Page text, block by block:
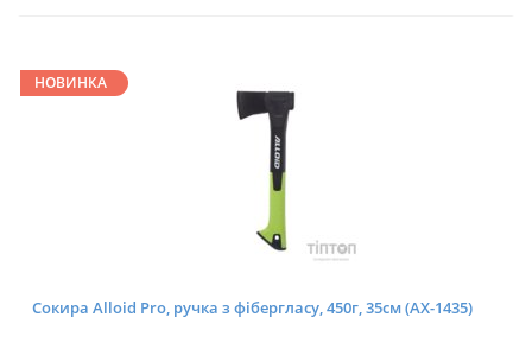
НОВИНКА
Сокира Alloid Pro, ручка з фібергласу, 450г, 35см (AX-1435)